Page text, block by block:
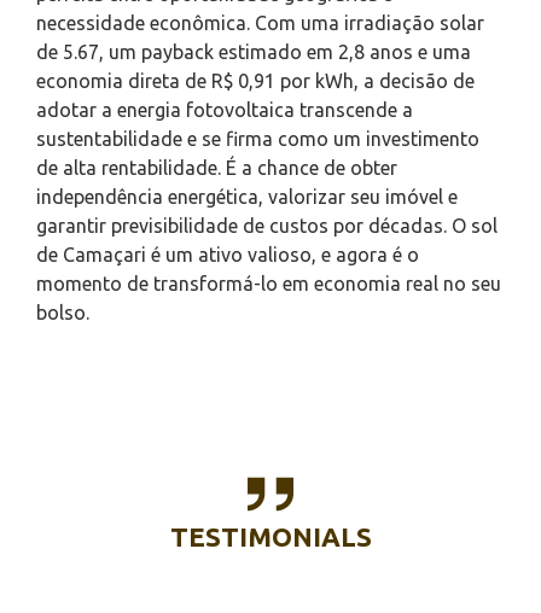
necessidade econômica. Com uma irradiação solar
de 5.67, um payback estimado em 2,8 anos e uma
economia direta de R$ 0,91 por kWh, a decisão de
adotar a energia fotovoltaica transcende a
sustentabilidade e se firma como um investimento
de alta rentabilidade. É a chance de obter
independência energética, valorizar seu imóvel e
garantir previsibilidade de custos por décadas. O sol
de Camaçari é um ativo valioso, e agora é o
momento de transformá-lo em economia real no seu
bolso.
TESTIMONIALS